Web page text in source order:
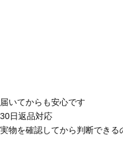
届いてからも安心です
30日返品対応
実物を確認してから判断でき